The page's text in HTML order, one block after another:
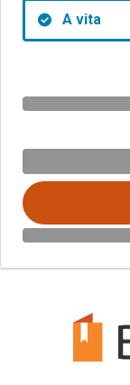
A vita